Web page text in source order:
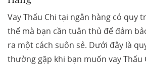
Vay Thấu Chi tại ngân hàng có quy
thể mà bạn cần tuân thủ để đảm
ra một cách suôn sẻ. Dưới đây là
thường gặp khi bạn muốn vay Thấu